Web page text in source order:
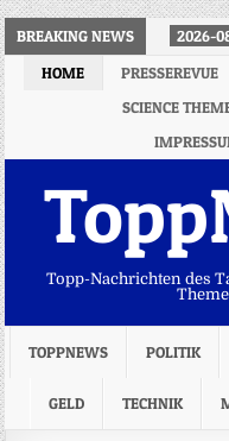
BREAKING NEWS 2026-
HOME
PRESSEREVUE
SCIENCE
Topp-Nachrichten des
TOPPNEWS POLITIK
GELD TECHNIK